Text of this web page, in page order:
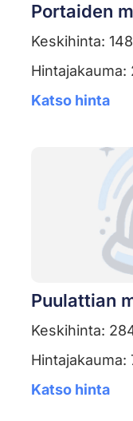
Portaiden
Keskihinta:
Katso hinta
Puulattian
Keskihinta:
Katso hinta